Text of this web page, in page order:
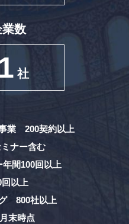
数
社
事業 200契約以上
ナー含む
年間100回以上
回以上
グ 800社以上
末時点